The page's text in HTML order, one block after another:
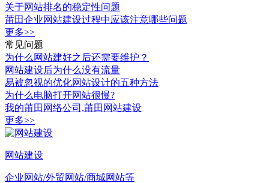
关于网站排名的稳定性问题
莆田企业网站建设过程中应该注意哪些问题
更多>>
常见问题
为什么网站建好之后还需要维护？
网站建设后为什么没有流量
易被忽视的优化网站设计的五种方法
为什么电脑打开网站很慢?
我的莆田网络公司,莆田网站建设
更多>>
网站建设
企业网站/外贸网站/商城网站等